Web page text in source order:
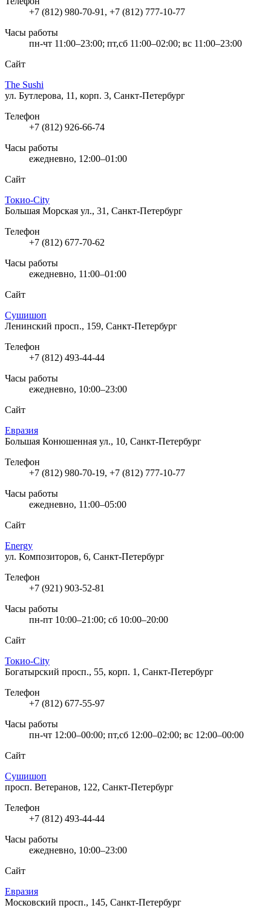
+7 (812) 980-70-91, +7 (812) 777-10-77
Часы работы
пн-чт 11:00–23:00; пт,сб 11:00–02:00; вс 11:00–23:00
Сайт
The Sushi
ул. Бутлерова, 11, корп. 3, Санкт-Петербург
Телефон
+7 (812) 926-66-74
Часы работы
ежедневно, 12:00–01:00
Сайт
Токио-City
Большая Морская ул., 31, Санкт-Петербург
Телефон
+7 (812) 677-70-62
Часы работы
ежедневно, 11:00–01:00
Сайт
Сушишоп
Ленинский просп., 159, Санкт-Петербург
Телефон
+7 (812) 493-44-44
Часы работы
ежедневно, 10:00–23:00
Сайт
Евразия
Большая Конюшенная ул., 10, Санкт-Петербург
Телефон
+7 (812) 980-70-19, +7 (812) 777-10-77
Часы работы
ежедневно, 11:00–05:00
Сайт
Energy
ул. Композиторов, 6, Санкт-Петербург
Телефон
+7 (921) 903-52-81
Часы работы
пн-пт 10:00–21:00; сб 10:00–20:00
Сайт
Токио-City
Богатырский просп., 55, корп. 1, Санкт-Петербург
Телефон
+7 (812) 677-55-97
Часы работы
пн-чт 12:00–00:00; пт,сб 12:00–02:00; вс 12:00–00:00
Сайт
Сушишоп
просп. Ветеранов, 122, Санкт-Петербург
Телефон
+7 (812) 493-44-44
Часы работы
ежедневно, 10:00–23:00
Сайт
Евразия
Московский просп., 145, Санкт-Петербург